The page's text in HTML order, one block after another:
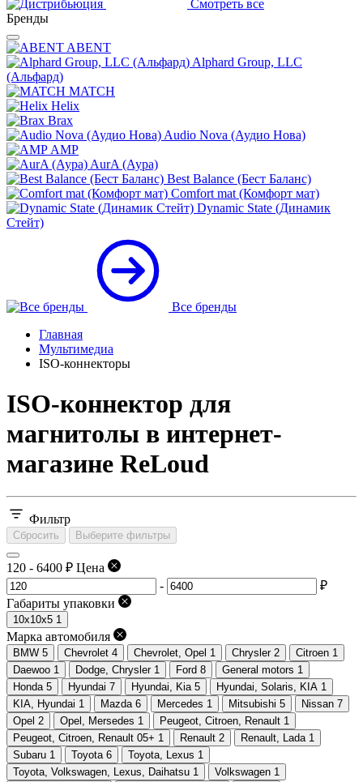
Смотреть все
Бренды
ABENT
Alphard Group, LLC
(Альфард)
MATCH
Helix
Brax
Audio Nova (Аудио Нова)
AMP
AurA (Аура)
Best Balance (Бест Баланс)
Comfort mat (Комфорт мат)
Dynamic State (Динамик
Стейт)
Все бренды
Главная
Мультимедиа
ISO-коннекторы
ISO-коннектор для
магнитолы в интернет-
магазине ReLoud
Фильтр
Сбросить Выберите фильтры
120 - 6400 ₽ Цена
-
₽
Габариты упаковки
10x10x5 1
Марка автомобиля
BMW 5 Chevrolet 4 Chevrolet, Opel 1 Chrysler 2 Citroen 1
Daewoo 1 Dodge, Chrysler 1 Ford 8 General motors 1
Honda 5 Hyundai 7 Hyundai, Kia 5 Hyundai, Solaris, KIA 1
KIA, Hyundai 1 Mazda 6 Mercedes 1 Mitsubishi 5 Nissan 7
Opel 2 Opel, Mersedes 1 Peugeot, Citroen, Renault 1
Peugeot, Citroen, Renault 05+ 1 Renault 2 Renault, Lada 1
Subaru 1 Toyota 6 Toyota, Lexus 1
Toyota, Volkswagen, Lexus, Daihatsu 1 Volkswagen 1